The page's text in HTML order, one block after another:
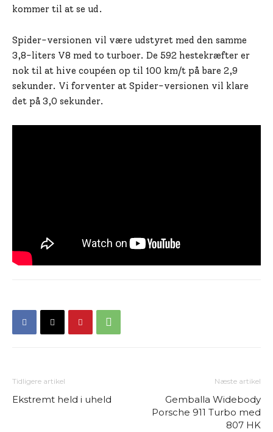
kommer til at se ud.
Spider-versionen vil være udstyret med den samme
3,8-liters V8 med to turboer. De 592 hestekræfter er
nok til at hive coupéen op til 100 km/t på bare 2,9
sekunder. Vi forventer at Spider-versionen vil klare
det på 3,0 sekunder.
Tidligere artikel
Ekstremt held i uheld
Næste artikel
Gemballa Widebody
Porsche 911 Turbo med
807 HK